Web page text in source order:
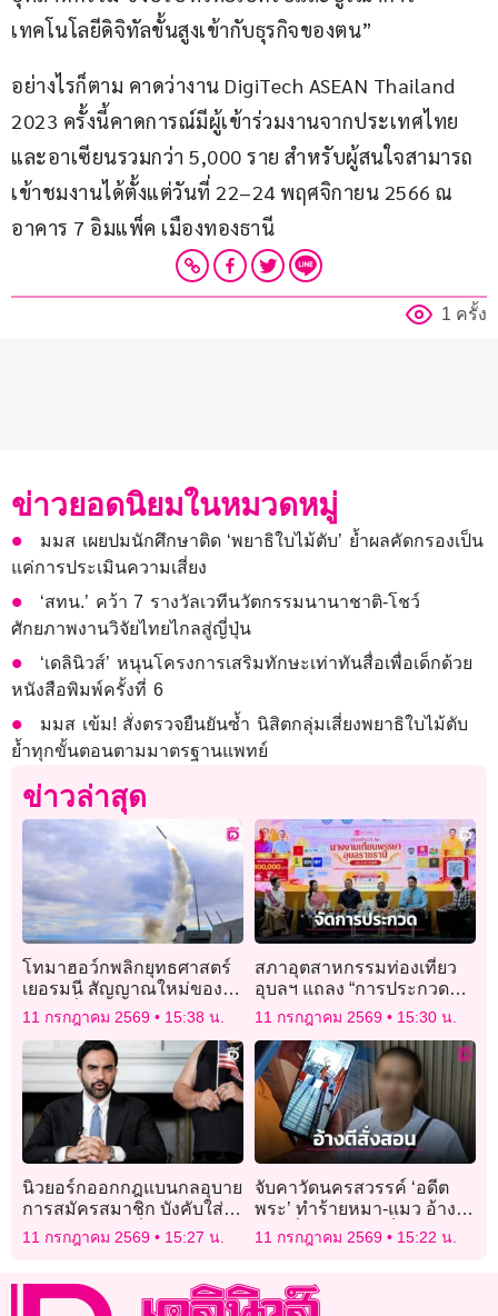
เทคโนโลยีดิจิทัลขั้นสูงเข้ากับธุรกิจของตน”
อย่างไรก็ตาม คาดว่างาน DigiTech ASEAN Thailand
2023 ครั้งนี้คาดการณ์มีผู้เข้าร่วมงานจากประเทศไทย
และอาเซียนรวมกว่า 5,000 ราย สำหรับผู้สนใจสามารถ
เข้าชมงานได้ตั้งแต่วันที่ 22–24 พฤศจิกายน 2566 ณ
อาคาร 7 อิมแพ็ค เมืองทองธานี
1 ครั้ง
ข่าวยอดนิยมในหมวดหมู่
มมส เผยปมนักศึกษาติด ‘พยาธิใบไม้ตับ’ ย้ำผลคัดกรองเป็น
แค่การประเมินความเสี่ยง
‘สทน.’ คว้า 7 รางวัลเวทีนวัตกรรมนานาชาติ-โชว์
ศักยภาพงานวิจัยไทยไกลสู่ญี่ปุ่น
‘เดลินิวส์’ หนุนโครงการเสริมทักษะเท่าทันสื่อเพื่อเด็กด้วย
หนังสือพิมพ์ครั้งที่ 6
มมส เข้ม! สั่งตรวจยืนยันซ้ำ นิสิตกลุ่มเสี่ยงพยาธิใบไม้ตับ
ย้ำทุกขั้นตอนตามมาตรฐานแพทย์
ข่าวล่าสุด
โทมาฮอว์กพลิกยุทธศาสตร์
เยอรมนี สัญญาณใหม่ของ
ความมั่นคงยุโรป
11 กรกฎาคม 2569 15:38 น.
สภาอุตสาหกรรมท่องเที่ยว
อุบลฯ แถลง “การประกวด
นางงามเทียนพรรษา
อุบลราชธานี ประจำปี 2569”
11 กรกฎาคม 2569 15:30 น.
นิวยอร์กออกกฎแบนกลอุบาย
การสมัครสมาชิก บังคับใส่
ตัวเลือก “คลิกเพื่อยกเลิก”
11 กรกฎาคม 2569 15:27 น.
จับคาวัดนครสวรรค์ ‘อดีต
พระ’ ทำร้ายหมา-แมว อ้าง
แค่ตีสั่งสอน ‘วอชด็อก’ บุก
ช่วยทันควัน
11 กรกฎาคม 2569 15:22 น.